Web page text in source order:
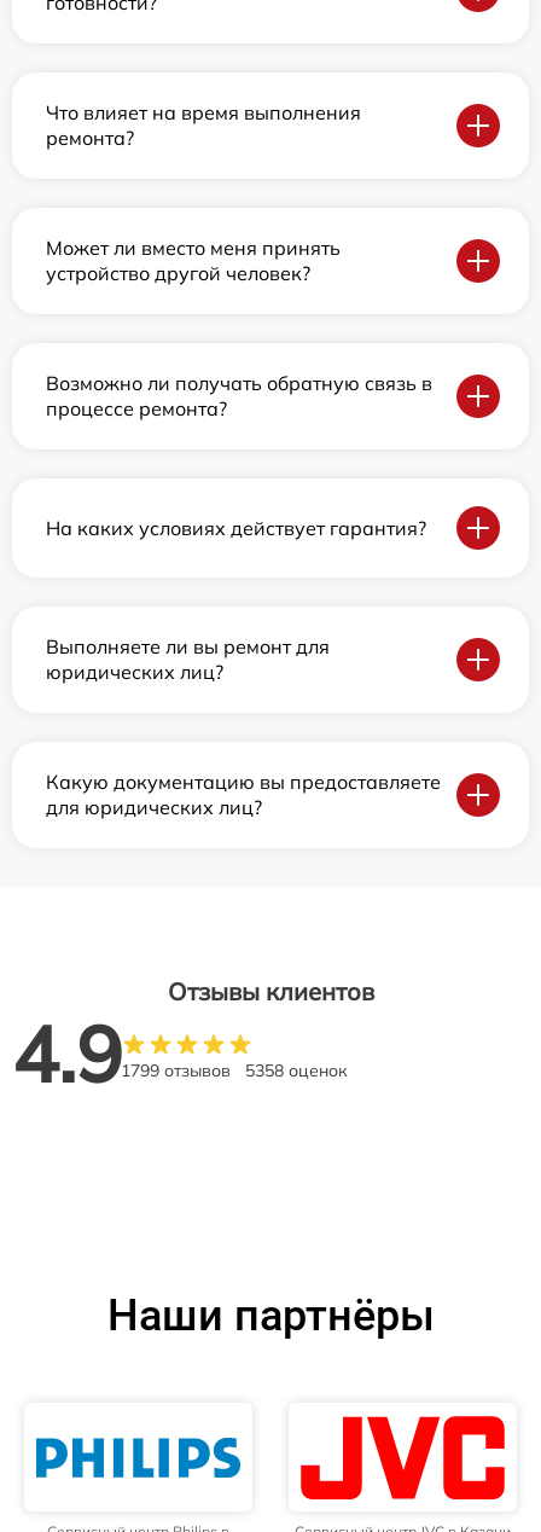
Что влияет на время выполнения
ремонта?
Может ли вместо меня принять
устройство другой человек?
Возможно ли получать обратную связь в
процессе ремонта?
На каких условиях действует гарантия?
Выполняете ли вы ремонт для
юридических лиц?
Какую документацию вы предоставляете
для юридических лиц?
Отзывы клиентов
4.91799 отзывов 5358 оценок
Наши партнёры